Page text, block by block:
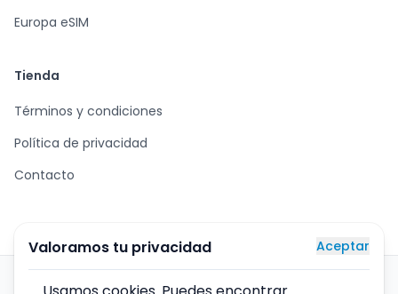
Europa eSIM
Tienda
Términos y condiciones
Política de privacidad
Contacto
Tarjetas eSIM para todo el mundo – compra segura,
Valoramos tu privacidad Aceptar